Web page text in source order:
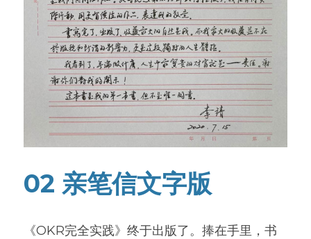
02 亲笔信文字版
《OKR完全实践》终于出版了。捧在手里，书